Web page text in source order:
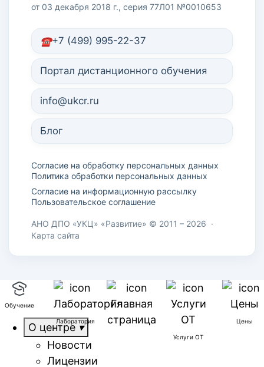
от 03 декабря 2018 г., серия 77Л01 №0010653
+7 (499) 995-22-37
Портал дистанционного обучения
info@ukcr.ru
Блог
Согласие на обработку персональных данных
Политика обработки персональных данных
Согласие на информационную рассылку
Пользовательское соглашение
АНО ДПО «УКЦ» «Развитие» © 2011 – 2026 ·
Карта сайта
Обучение
Лаборатория
Услуги ОТ
Цены
О центре
Новости
Лицензии